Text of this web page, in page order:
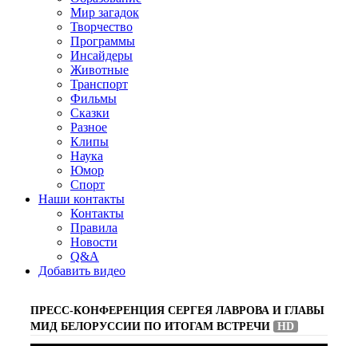
Мир загадок
Творчество
Программы
Инсайдеры
Животные
Транспорт
Фильмы
Сказки
Разное
Клипы
Наука
Юмор
Спорт
Наши контакты
Контакты
Правила
Новости
Q&A
Добавить видео
ПРЕСС-КОНФЕРЕНЦИЯ СЕРГЕЯ ЛАВРОВА И ГЛАВЫ
МИД БЕЛОРУССИИ ПО ИТОГАМ ВСТРЕЧИ HD